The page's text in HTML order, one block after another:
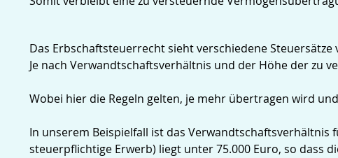
Das Erbschaftsteuerrecht sieht verschiedene Steuersätze
Je nach Verwandtschaftsverhältnis und der Höhe der zu
Wobei hier die Regeln gelten, je mehr übertragen wird
In unserem Beispielfall ist das
steuerpflichtige Erwerb) liegt unter 75.000 Euro, so dass